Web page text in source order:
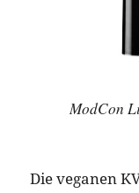
ModCon
Die veganen